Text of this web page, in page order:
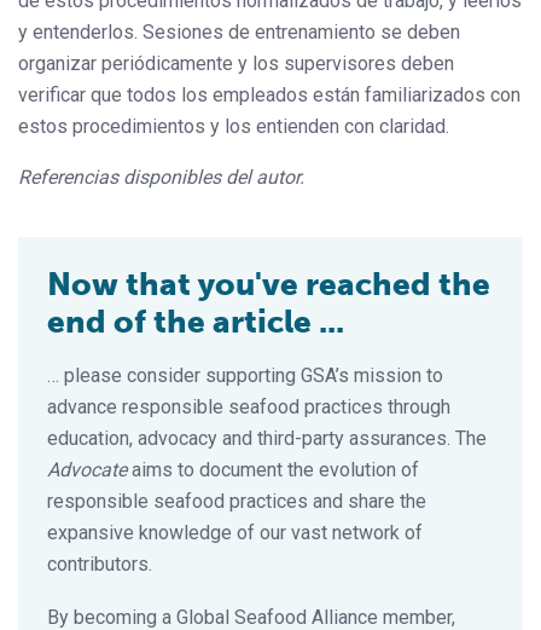
y entenderlos. Sesiones de entrenamiento se deben
organizar periódicamente y los supervisores deben
verificar que todos los empleados están familiarizados con
estos procedimientos y los entienden con claridad.
Referencias disponibles del autor.
Now that you've reached the
end of the article ...
… please consider supporting GSA’s mission to
advance responsible seafood practices through
education, advocacy and third-party assurances. The
Advocateaims to document the evolution of
responsible seafood practices and share the
expansive knowledge of our vast network of
contributors.
By becoming a Global Seafood Alliance member,